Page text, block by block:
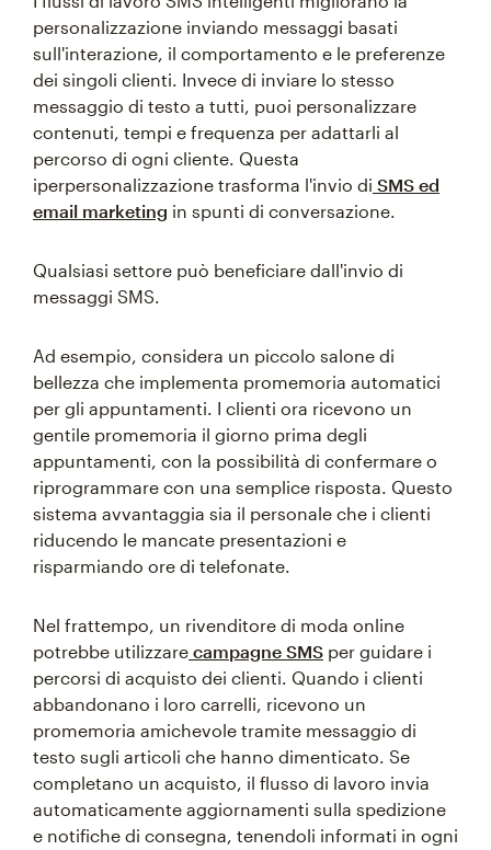
personalizzazione inviando messaggi basati
sull'interazione, il comportamento e le preferenze
dei singoli clienti. Invece di inviare lo stesso
messaggio di testo a tutti, puoi personalizzare
contenuti, tempi e frequenza per adattarli al
percorso di ogni cliente. Questa
iperpersonalizzazione trasforma l'invio di SMS ed
email marketing in spunti di conversazione.
Qualsiasi settore può beneficiare dall'invio di
messaggi SMS.
Ad esempio, considera un piccolo salone di
bellezza che implementa promemoria automatici
per gli appuntamenti. I clienti ora ricevono un
gentile promemoria il giorno prima degli
appuntamenti, con la possibilità di confermare o
riprogrammare con una semplice risposta. Questo
sistema avvantaggia sia il personale che i clienti
riducendo le mancate presentazioni e
risparmiando ore di telefonate.
Nel frattempo, un rivenditore di moda online
potrebbe utilizzare campagne SMS per guidare i
percorsi di acquisto dei clienti. Quando i clienti
abbandonano i loro carrelli, ricevono un
promemoria amichevole tramite messaggio di
testo sugli articoli che hanno dimenticato. Se
completano un acquisto, il flusso di lavoro invia
automaticamente aggiornamenti sulla spedizione
e notifiche di consegna, tenendoli informati in ogni